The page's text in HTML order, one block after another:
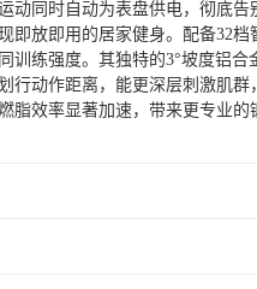
动同时自动为表盘供电，彻底告
即放即用的居家健身。配备32档
训练强度。其独特的3°坡度铝合
行动作距离，能更深层刺激肌群
脂效率显著加速，带来更专业的